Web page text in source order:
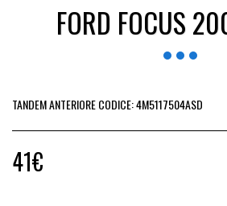
FORD FOCUS
TANDEM ANTERIORE CODICE: 4M5117504ASD
41€